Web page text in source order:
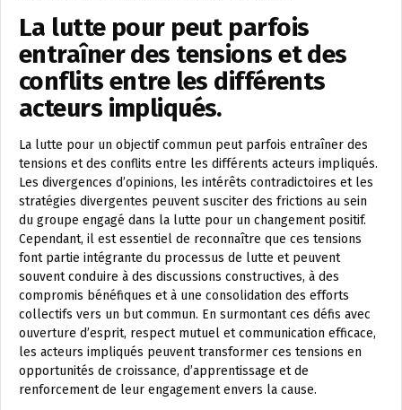
La lutte pour peut parfois
entraîner des tensions et des
conflits entre les différents
acteurs impliqués.
La lutte pour un objectif commun peut parfois entraîner des
tensions et des conflits entre les différents acteurs impliqués.
Les divergences d’opinions, les intérêts contradictoires et les
stratégies divergentes peuvent susciter des frictions au sein
du groupe engagé dans la lutte pour un changement positif.
Cependant, il est essentiel de reconnaître que ces tensions
font partie intégrante du processus de lutte et peuvent
souvent conduire à des discussions constructives, à des
compromis bénéfiques et à une consolidation des efforts
collectifs vers un but commun. En surmontant ces défis avec
ouverture d’esprit, respect mutuel et communication efficace,
les acteurs impliqués peuvent transformer ces tensions en
opportunités de croissance, d’apprentissage et de
renforcement de leur engagement envers la cause.